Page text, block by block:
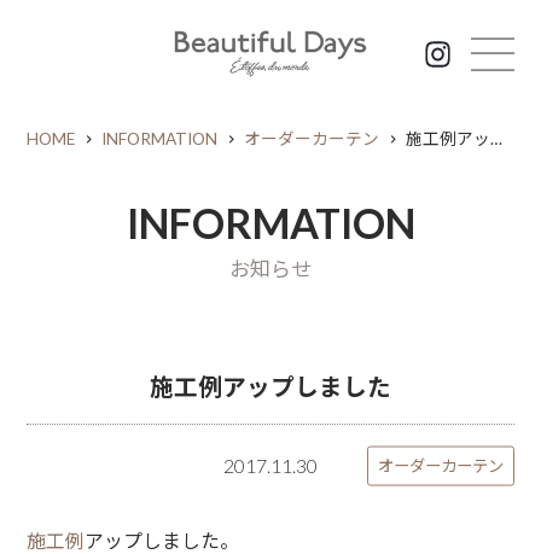
HOME INFORMATION オーダーカーテン 施工例アップしました
INFORMATION
お知らせ
施工例アップしました
2017.11.30 オーダーカーテン
施工例 アップしました。